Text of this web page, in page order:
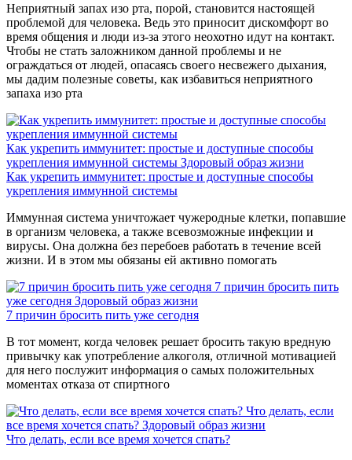
Неприятный запах изо рта, порой, становится настоящей
проблемой для человека. Ведь это приносит дискомфорт во
время общения и люди из-за этого неохотно идут на контакт.
Чтобы не стать заложником данной проблемы и не
ограждаться от людей, опасаясь своего несвежего дыхания,
мы дадим полезные советы, как избавиться неприятного
запаха изо рта
Как укрепить иммунитет: простые и доступные способы
укрепления иммунной системы Здоровый образ жизни
Как укрепить иммунитет: простые и доступные способы
укрепления иммунной системы
Иммунная система уничтожает чужеродные клетки, попавшие
в организм человека, а также всевозможные инфекции и
вирусы. Она должна без перебоев работать в течение всей
жизни. И в этом мы обязаны ей активно помогать
7 причин бросить пить
уже сегодня Здоровый образ жизни
7 причин бросить пить уже сегодня
В тот момент, когда человек решает бросить такую вредную
привычку как употребление алкоголя, отличной мотивацией
для него послужит информация о самых положительных
моментах отказа от спиртного
Что делать, если
все время хочется спать? Здоровый образ жизни
Что делать, если все время хочется спать?